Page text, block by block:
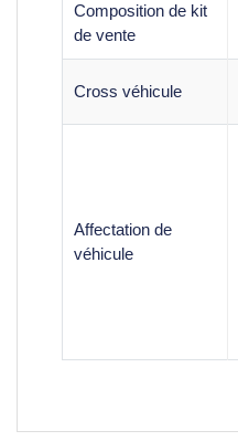
Composition de kit
de vente
Cross véhicule
Affectation de
véhicule